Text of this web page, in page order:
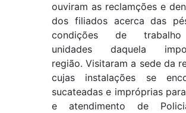
ouviram as reclamções e
dos filiados acerca das
condições de
unidades daquela
região. Visitaram a sede da
cujas instalações se
sucateadas e impróprias
e atendimento de